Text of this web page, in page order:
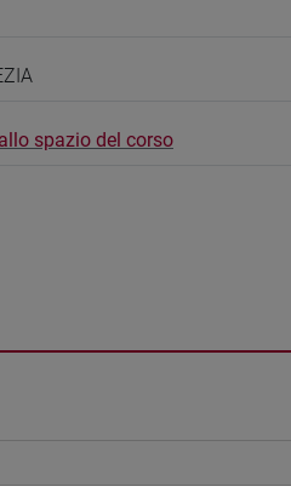
spazio del corso